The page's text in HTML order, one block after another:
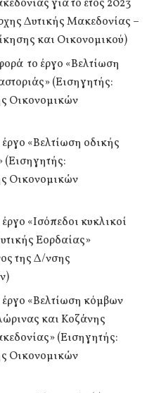
για το έτος 2023
Δυτικής Μακεδονίας –
και Οικονομικού)
το έργο «Βελτίωση
(Εισηγητής:
Οικονομικών
«Βελτίωση οδικής
Οικονομικών
«Ισόπεδοι κυκλικοί
Εορδαίας»
της Δ/νσης
«Βελτίωση κόμβων
και Κοζάνης
(Εισηγητής:
Οικονομικών